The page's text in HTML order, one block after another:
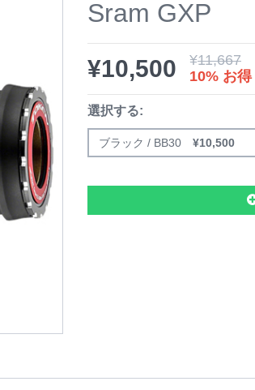
Sram GXP
¥10,500 ¥11,667
10% お得
選択する:
ブラック / BB30 ¥10,500